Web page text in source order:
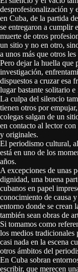
desprofesionalización y
en Cuba, de la partida
se entregaron a cumplir
muerte de otros
un sitio y no en otro,
a unos más que otros
Pero dejar la huella que
investigación,
dispuestos a cruzar esa
lugar bastante solitario
La culpa del silencio
tienen otros por
colegas salgan de un
en contacto al lector con
y originales.
El periodismo cultural,
está en uno de los
años.
A excepciones de unas
dignidad, una buena
cubanos en papel
conocimiento de causa
entorno donde se crean
también sean obras de
Si tomamos como
los medios tradicionales
casi nada en la escena
otros ámbitos del
En Cuba sobran
escribir, que merecen